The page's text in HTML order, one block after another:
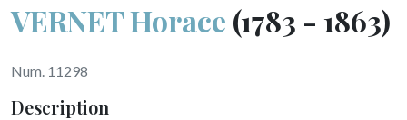
VERNET Horace (1783 - 1863)
Num. 11298
Description